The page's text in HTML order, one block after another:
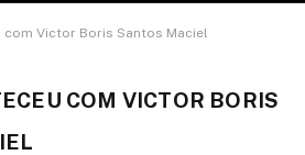
com Victor Boris Santos Maciel
COM VICTOR BORIS